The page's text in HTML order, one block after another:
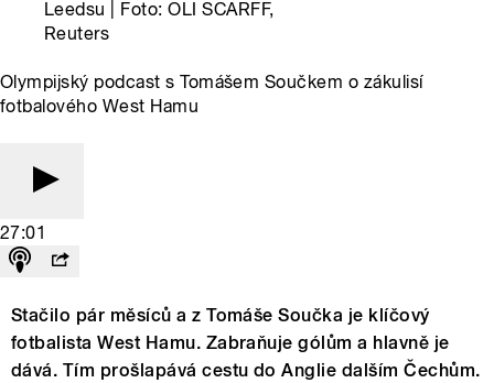
Leedsu | Foto: OLI SCARFF,
Reuters
Olympijský podcast s Tomášem Součkem o zákulisí
fotbalového West Hamu
27:01
Stačilo pár měsíců a z Tomáše Součka je klíčový
fotbalista West Hamu. Zabraňuje gólům a hlavně je
dává. Tím prošlapává cestu do Anglie dalším Čechům.